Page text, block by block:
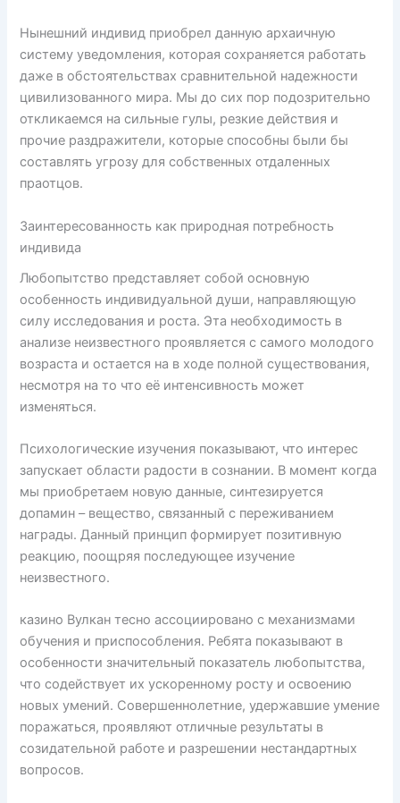
Нынешний индивид приобрел данную архаичную
систему уведомления, которая сохраняется работать
даже в обстоятельствах сравнительной надежности
цивилизованного мира. Мы до сих пор подозрительно
откликаемся на сильные гулы, резкие действия и
прочие раздражители, которые способны были бы
составлять угрозу для собственных отдаленных
праотцов.
Заинтересованность как природная потребность
индивида
Любопытство представляет собой основную
особенность индивидуальной души, направляющую
силу исследования и роста. Эта необходимость в
анализе неизвестного проявляется с самого молодого
возраста и остается на в ходе полной существования,
несмотря на то что её интенсивность может
изменяться.
Психологические изучения показывают, что интерес
запускает области радости в сознании. В момент когда
мы приобретаем новую данные, синтезируется
допамин – вещество, связанный с переживанием
награды. Данный принцип формирует позитивную
реакцию, поощряя последующее изучение
неизвестного.
казино Вулкан тесно ассоциировано с механизмами
обучения и приспособления. Ребята показывают в
особенности значительный показатель любопытства,
что содействует их ускоренному росту и освоению
новых умений. Совершеннолетние, удержавшие умение
поражаться, проявляют отличные результаты в
созидательной работе и разрешении нестандартных
вопросов.